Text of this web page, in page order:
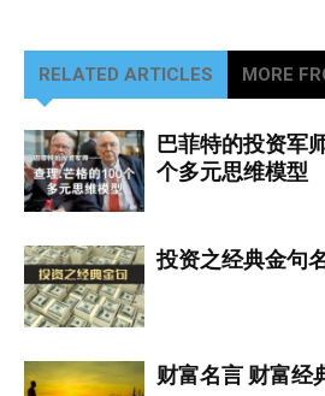
RELATED ARTICLES MORE
巴菲特的投资军
个多元思维模型
投资之经典金句
财富名言 财富经